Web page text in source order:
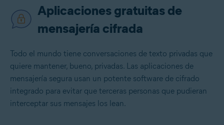
Aplicaciones gratuitas de
mensajería cifrada
Todo el mundo tiene conversaciones de texto privadas que
quiere mantener, bueno, privadas. Las aplicaciones de
mensajería segura usan un potente software de cifrado
integrado para evitar que terceras personas que pudieran
interceptar sus mensajes los lean.